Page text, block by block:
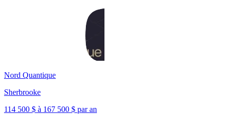
Nord Quantique
Sherbrooke
114 500 $ à 167 500 $ par an